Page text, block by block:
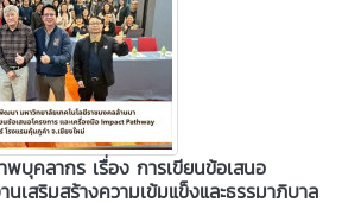
คลากร เรื่อง การเขียนข้อเสนอ
เสริมสร้างความเข้มแข็งและธรรมาภิบาล